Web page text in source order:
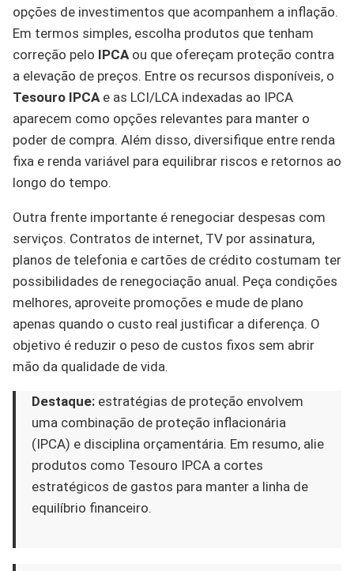
opções de investimentos que acompanhem a inflação.
Em termos simples, escolha produtos que tenham
correção pelo IPCAou que ofereçam proteção contra
a elevação de preços. Entre os recursos disponíveis, o
Tesouro IPCAe as LCI/LCA indexadas ao IPCA
aparecem como opções relevantes para manter o
poder de compra. Além disso, diversifique entre renda
fixa e renda variável para equilibrar riscos e retornos ao
longo do tempo.
Outra frente importante é renegociar despesas com
serviços. Contratos de internet, TV por assinatura,
planos de telefonia e cartões de crédito costumam ter
possibilidades de renegociação anual. Peça condições
melhores, aproveite promoções e mude de plano
apenas quando o custo real justificar a diferença. O
objetivo é reduzir o peso de custos fixos sem abrir
mão da qualidade de vida.
Destaque: estratégias de proteção envolvem
uma combinação de proteção inflacionária
(IPCA) e disciplina orçamentária. Em resumo, alie
produtos como Tesouro IPCA a cortes
estratégicos de gastos para manter a linha de
equilíbrio financeiro.